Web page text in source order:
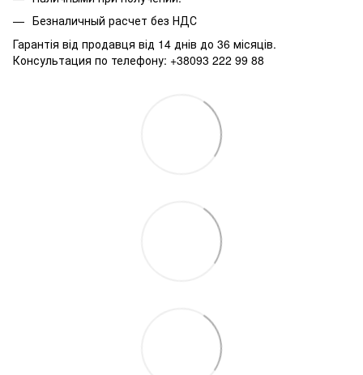
Безналичный расчет без НДС
Гарантія від продавця від 14 днів до 36 місяців.
Консультация по телефону: +38093 222 99 88